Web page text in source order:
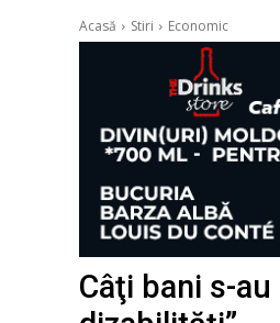
Acasă Stiri Economic
Câţi bani s-